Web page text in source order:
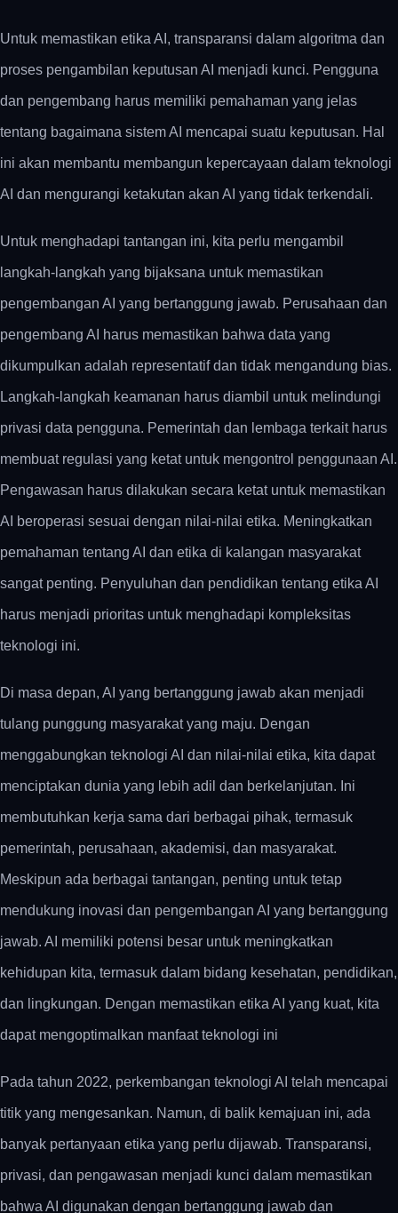
Untuk memastikan etika AI, transparansi dalam algoritma dan
proses pengambilan keputusan AI menjadi kunci. Pengguna
dan pengembang harus memiliki pemahaman yang jelas
tentang bagaimana sistem AI mencapai suatu keputusan. Hal
ini akan membantu membangun kepercayaan dalam teknologi
AI dan mengurangi ketakutan akan AI yang tidak terkendali.
Untuk menghadapi tantangan ini, kita perlu mengambil
langkah-langkah yang bijaksana untuk memastikan
pengembangan AI yang bertanggung jawab. Perusahaan dan
pengembang AI harus memastikan bahwa data yang
dikumpulkan adalah representatif dan tidak mengandung bias.
Langkah-langkah keamanan harus diambil untuk melindungi
privasi data pengguna. Pemerintah dan lembaga terkait harus
membuat regulasi yang ketat untuk mengontrol penggunaan AI.
Pengawasan harus dilakukan secara ketat untuk memastikan
AI beroperasi sesuai dengan nilai-nilai etika. Meningkatkan
pemahaman tentang AI dan etika di kalangan masyarakat
sangat penting. Penyuluhan dan pendidikan tentang etika AI
harus menjadi prioritas untuk menghadapi kompleksitas
teknologi ini.
Di masa depan, AI yang bertanggung jawab akan menjadi
tulang punggung masyarakat yang maju. Dengan
menggabungkan teknologi AI dan nilai-nilai etika, kita dapat
menciptakan dunia yang lebih adil dan berkelanjutan. Ini
membutuhkan kerja sama dari berbagai pihak, termasuk
pemerintah, perusahaan, akademisi, dan masyarakat.
Meskipun ada berbagai tantangan, penting untuk tetap
mendukung inovasi dan pengembangan AI yang bertanggung
jawab. AI memiliki potensi besar untuk meningkatkan
kehidupan kita, termasuk dalam bidang kesehatan, pendidikan,
dan lingkungan. Dengan memastikan etika AI yang kuat, kita
dapat mengoptimalkan manfaat teknologi ini
Pada tahun 2022, perkembangan teknologi AI telah mencapai
titik yang mengesankan. Namun, di balik kemajuan ini, ada
banyak pertanyaan etika yang perlu dijawab. Transparansi,
privasi, dan pengawasan menjadi kunci dalam memastikan
bahwa AI digunakan dengan bertanggung jawab dan